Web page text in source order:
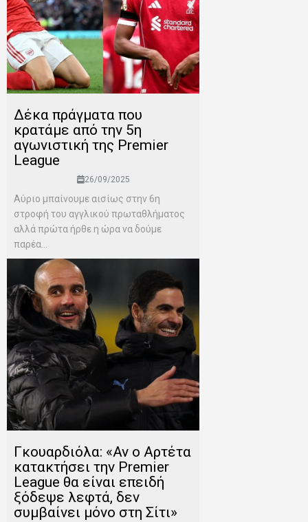
Δέκα πράγματα που
κρατάμε από την 5η
αγωνιστική της Premier
League
26/09/2025
Aύριο μπαίνουμε αισίως στην 6η
στροφή του αγγλικού πρωταθλήματος
αλλά πρώτα ήρθε η ώρα να δούμε
παρέα...
Γκουαρδιόλα: «Αν ο Αρτέτα
κατακτήσει την Premier
League θα είναι επειδή
ξόδεψε λεφτά, δεν
συμβαίνει μόνο στη Σίτι»